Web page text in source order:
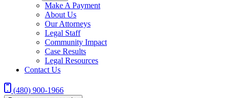
Make A Payment
About Us
Our Attorneys
Legal Staff
Community Impact
Case Results
Legal Resources
Contact Us
(480) 900-1966